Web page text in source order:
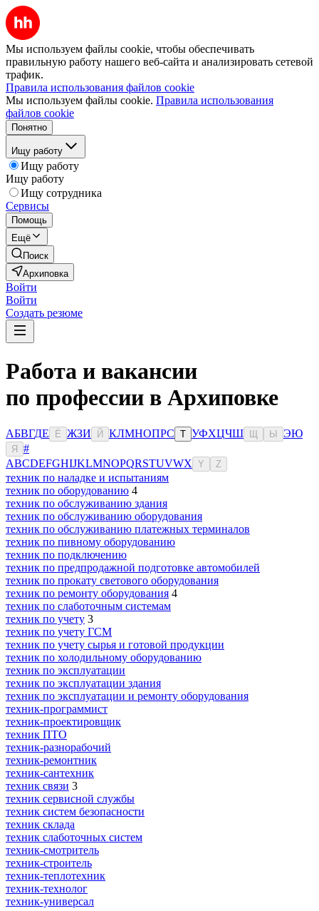
Мы используем файлы cookie, чтобы обеспечивать
правильную работу нашего веб-сайта и анализировать сетевой
трафик.
Правила использования файлов cookie
Мы используем файлы cookie. Правила использования
файлов cookie
Понятно
Ищу работу
Ищу работу
Ищу работу
Ищу сотрудника
Сервисы
Помощь
Ещё
Поиск
Архиповка
Войти
Войти
Создать резюме
Работа и вакансии
по профессии в Архиповке
АБВГДЕ Ё ЖЗИ Й КЛМНОПРС Т УФХЦЧШ Ы ЭЮ
Я
#
ABCDEFGHIJKLMNOPQRSTUVWX Y Z
техник по наладке и испытаниям
техник по оборудованию 4
техник по обслуживанию здания
техник по обслуживанию оборудования
техник по обслуживанию платежных терминалов
техник по пивному оборудованию
техник по подключению
техник по предпродажной подготовке автомобилей
техник по прокату светового оборудования
техник по ремонту оборудования 4
техник по слаботочным системам
техник по учету 3
техник по учету ГСМ
техник по учету сырья и готовой продукции
техник по холодильному оборудованию
техник по эксплуатации
техник по эксплуатации здания
техник по эксплуатации и ремонту оборудования
техник-программист
техник-проектировщик
техник ПТО
техник-разнорабочий
техник-ремонтник
техник-сантехник
техник связи 3
техник сервисной службы
техник систем безопасности
техник склада
техник слаботочных систем
техник-смотритель
техник-строитель
техник-теплотехник
техник-технолог
техник-универсал